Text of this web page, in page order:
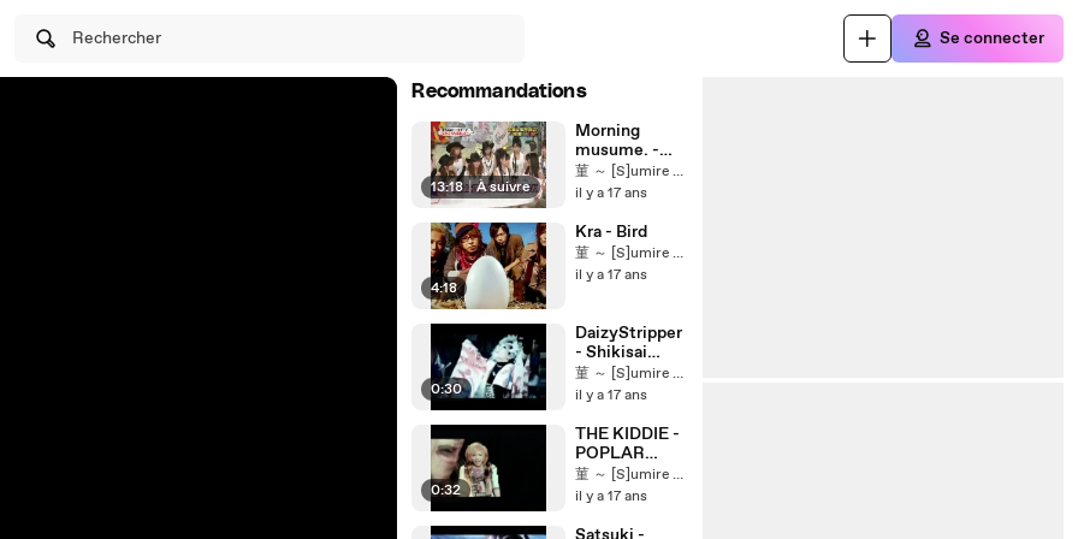
Rechercher Se connecter
Recommandations
13:18 | À suivre
Morning
musume. -
Kimagure
Princess
06.11.2009)
菫 ～ [S]umire ～ ★
il y a 17 ans
4:18
Kra - Bird
菫 ～ [S]umire ～ ★
il y a 17 ans
0:30
DaizyStripper
- Shikisai
Vivid
(Preview)
菫 ～ [S]umire ～ ★
il y a 17 ans
0:32
THE KIDDIE -
POPLAR
(Preview)
菫 ～ [S]umire ～ ★
il y a 17 ans